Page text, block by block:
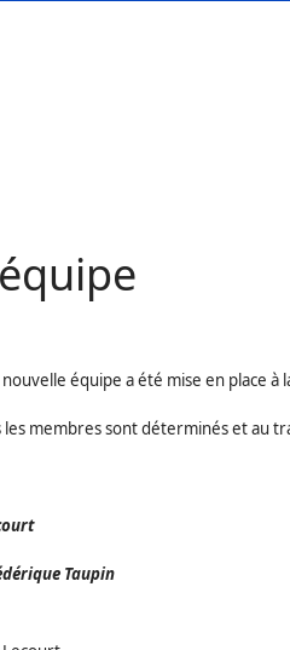
équipe a été mise en place
les membres sont déterminés et au
Taupin